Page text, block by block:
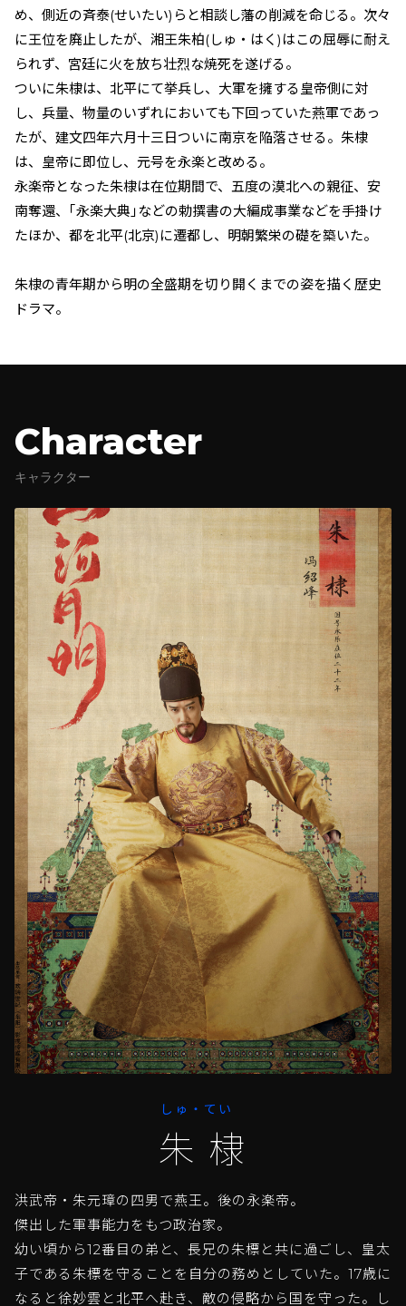
め、側近の斉泰(せいたい)らと相談し藩の削減を命じる。次々
に王位を廃止したが、湘王朱柏(しゅ・はく)はこの屈辱に耐え
られず、宮廷に火を放ち壮烈な焼死を遂げる。
ついに朱棣は、北平にて挙兵し、大軍を擁する皇帝側に対
し、兵量、物量のいずれにおいても下回っていた燕軍であっ
たが、建文四年六月十三日ついに南京を陥落させる。朱棣
は、皇帝に即位し、元号を永楽と改める。
永楽帝となった朱棣は在位期間で、五度の漠北への親征、安
南奪還、｢永楽大典｣などの勅撰書の大編成事業などを手掛け
たほか、都を北平(北京)に遷都し、明朝繁栄の礎を築いた。
朱棣の青年期から明の全盛期を切り開くまでの姿を描く歴史
ドラマ。
Character
キャラクター
しゅ・てい
朱棣
洪武帝・朱元璋の四男で燕王。後の永楽帝。
傑出した軍事能力をもつ政治家。
幼い頃から12番目の弟と、長兄の朱標と共に過ごし、皇太
子である朱標を守ることを自分の務めとしていた。17歳に
なると徐妙雲と北平へ赴き、敵の侵略から国を守った。し